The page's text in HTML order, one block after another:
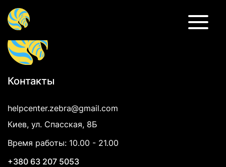
Индивидуальная консультация
Контакты
helpcenter.zebra@gmail.com
Киев, ул. Спасская, 8Б
Время работы: 10.00 - 21.00
+380 63 207 5053